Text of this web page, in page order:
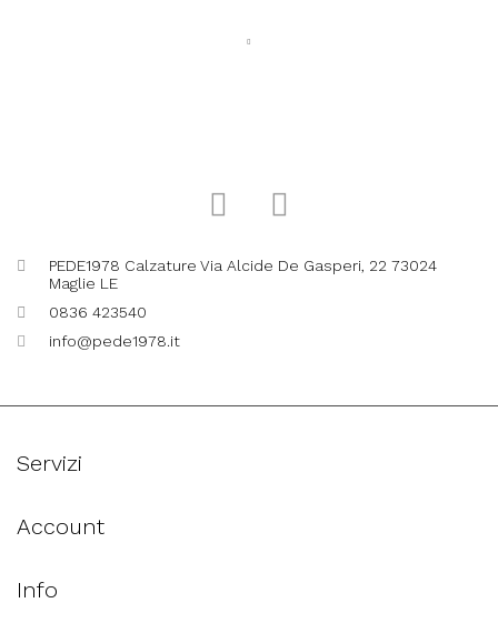
PEDE1978 Calzature Via Alcide De Gasperi, 22 73024
Maglie LE
0836 423540
info@pede1978.it
Servizi
Account
Info